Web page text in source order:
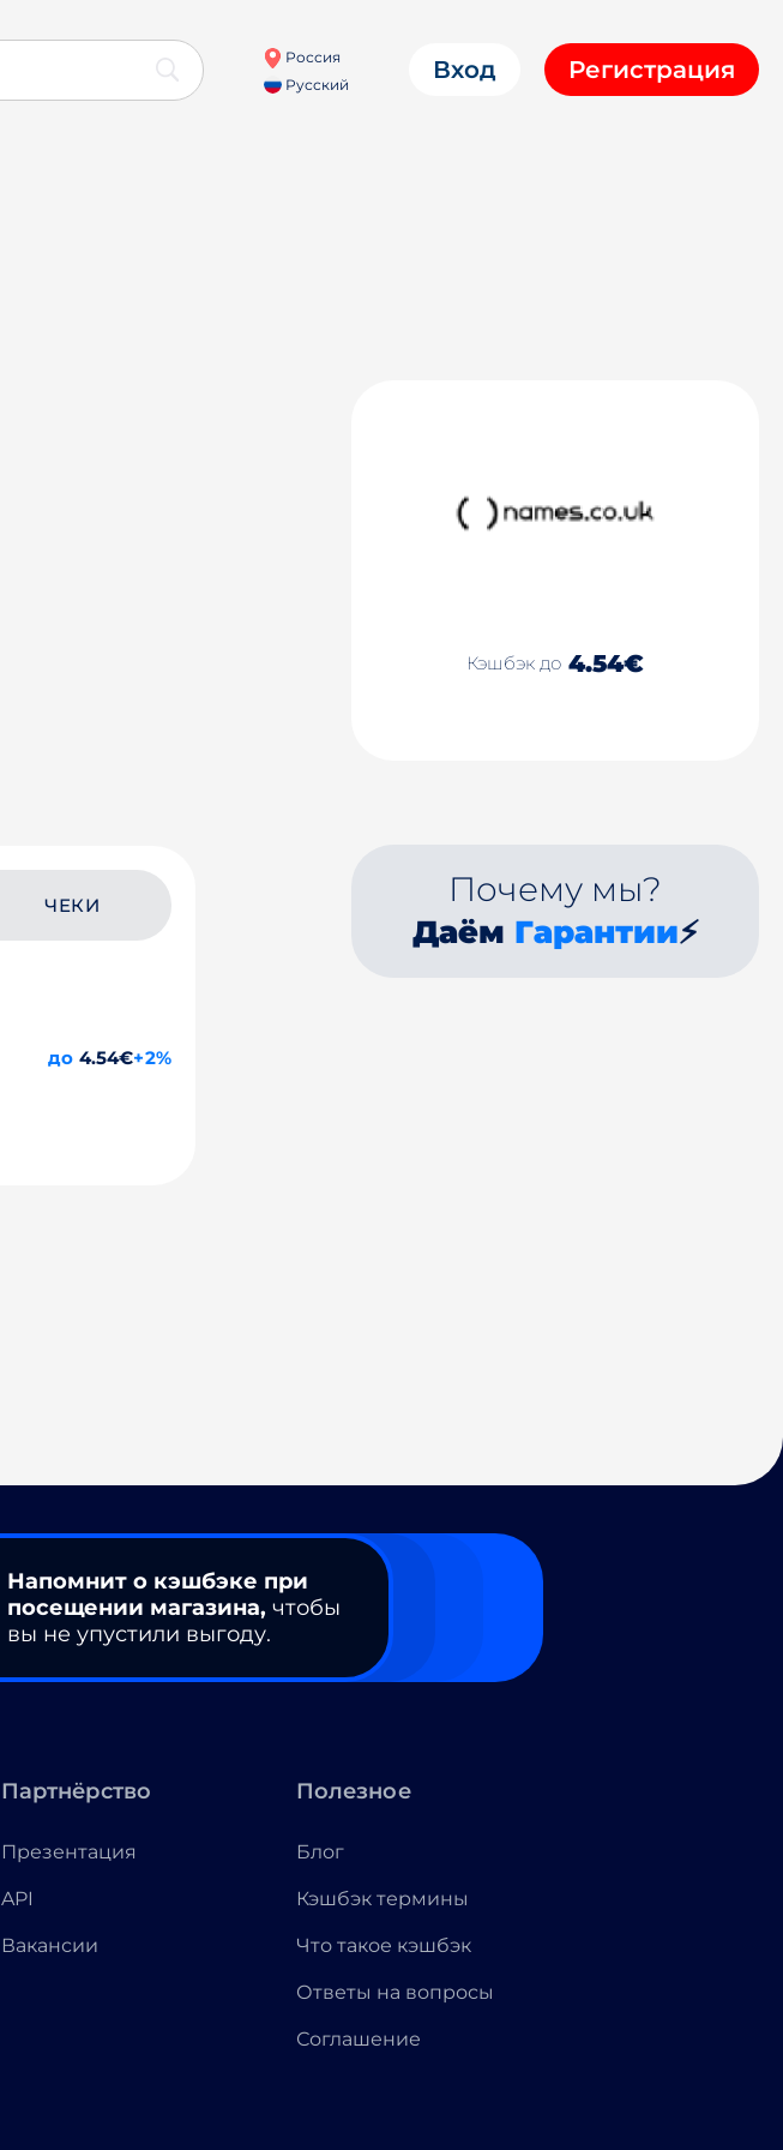
Россия
Русский
Вход Регистрация
Кэшбэк до 4.54€
ЧЕКИ
до 4.54€+2%
Почему мы?
Даём Гарантии⚡
Напомнит о кэшбэке при
посещении магазина, чтобы
вы не упустили выгоду.
Партнёрство
Презентация
API
Вакансии
Полезное
Блог
Кэшбэк термины
Что такое кэшбэк
Ответы на вопросы
Соглашение